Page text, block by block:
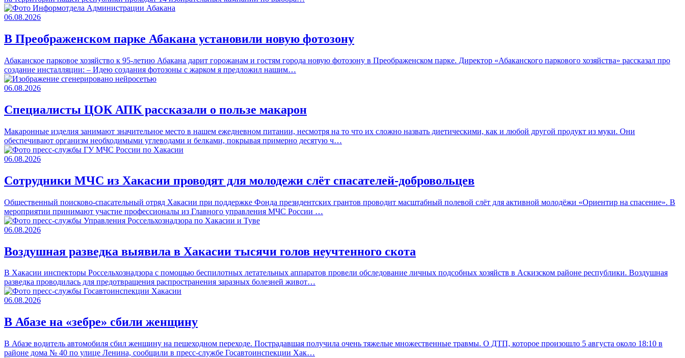
06.08.2026
В Преображенском парке Абакана установили новую фотозону
Абаканское парковое хозяйство к 95-летию Абакана дарит горожанам и гостям города новую фотозону в Преображенском парке. Директор «Абаканского паркового хозяйства» рассказал про
создание инсталляции: – Идею создания фотозоны с жарком я предложил нашим…
06.08.2026
Специалисты ЦОК АПК рассказали о пользе макарон
Макаронные изделия занимают значительное место в нашем ежедневном питании, несмотря на то что их сложно назвать диетическими, как и любой другой продукт из муки. Они
обеспечивают организм необходимыми углеводами и белками, покрывая примерно десятую ч…
06.08.2026
Сотрудники МЧС из Хакасии проводят для молодежи слёт спасателей-добровольцев
Общественный поисково-спасательный отряд Хакасии при поддержке Фонда президентских грантов проводит масштабный полевой слёт для активной молодёжи «Ориентир на спасение». В
мероприятии принимают участие профессионалы из Главного управления МЧС России …
06.08.2026
Воздушная разведка выявила в Хакасии тысячи голов неучтенного скота
В Хакасии инспекторы Россельхознадзора с помощью беспилотных летательных аппаратов провели обследование личных подсобных хозяйств в Аскизском районе республики. Воздушная
разведка проводилась для предотвращения распространения заразных болезней живот…
06.08.2026
В Абазе на «зебре» сбили женщину
В Абазе водитель автомобиля сбил женщину на пешеходном переходе. Пострадавшая получила очень тяжелые множественные травмы. О ДТП, которое произошло 5 августа около 18:10 в
районе дома № 40 по улице Ленина, сообщили в пресс-службе Госавтоинспекции Хак…